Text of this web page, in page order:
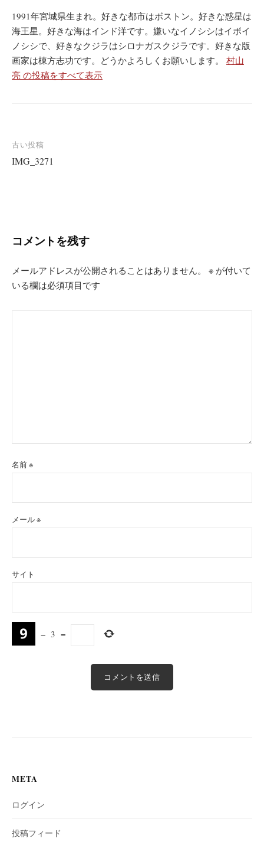
1991年宮城県生まれ。好きな都市はボストン。好きな惑星は
海王星。好きな海はインド洋です。嫌いなイノシシはイボイ
ノシシで、好きなクジラはシロナガスクジラです。好きな版
画家は棟方志功です。どうかよろしくお願いします。 村山
亮 の投稿をすべて表示
投
稿
ー
ョ
ン
古い投稿
IMG_3271
コメントを残す
メールアドレスが公開されることはありません。 ※ が付いて
いる欄は必須項目です
名前※
メール※
サイト
− 3 =
META
ログイン
投稿フィード